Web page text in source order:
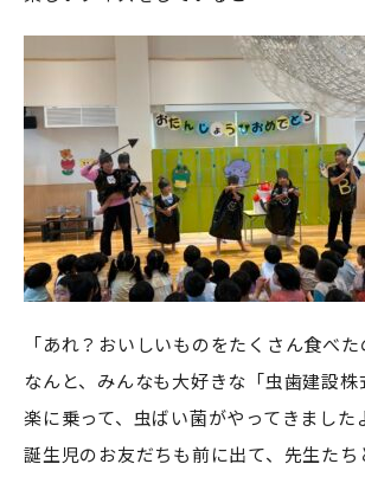
「あれ？おいしいものをたくさん食べた
なんと、みんなも大好きな「虫歯建設
楽に乗って、虫ばい菌がやってきまし
誕生児のお友だちも前に出て、先生たち